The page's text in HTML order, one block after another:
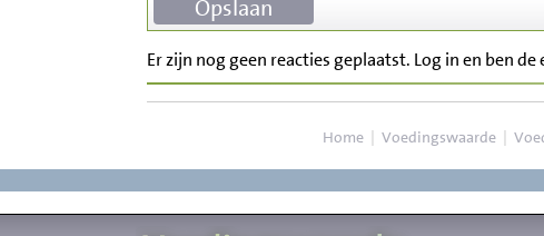
Er zijn nog geen reacties geplaatst. Log in en ben
Home | Voedingswaarde |